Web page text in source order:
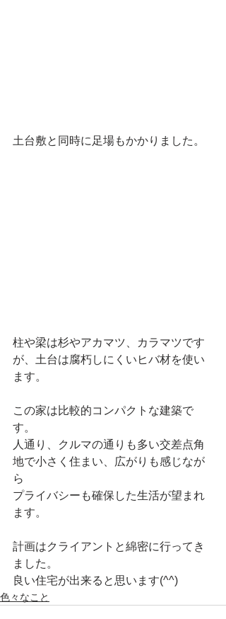
土台敷と同時に足場もかかりました。
柱や梁は杉やアカマツ、カラマツです
が、土台は腐朽しにくいヒバ材を使い
ます。
この家は比較的コンパクトな建築で
す。
人通り、クルマの通りも多い交差点角
地で小さく住まい、広がりも感じなが
ら
プライバシーも確保した生活が望まれ
ます。
計画はクライアントと綿密に行ってき
ました。
良い住宅が出来ると思います(^^)
色々なこと